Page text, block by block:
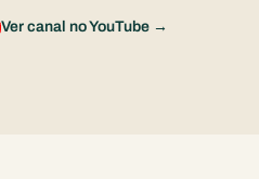
Ver canal no YouTube →